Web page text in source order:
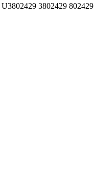
U3802429 3802429 802429